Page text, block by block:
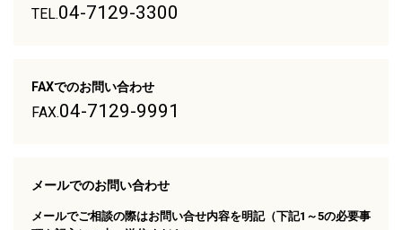
TEL.04-7129-3300
FAXでのお問い合わせ
FAX.04-7129-9991
メールでのお問い合わせ
メールでご相談の際はお問い合せ内容を明記（下記1～5の必要事